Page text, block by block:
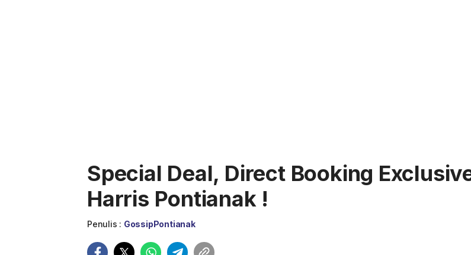
Special Deal, Direct Booking
Harris Pontianak !
Penulis : GossipPontianak